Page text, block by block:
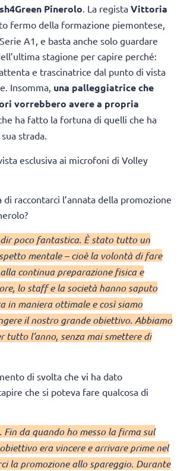
Pinerolo. La regista Vittoria
fermo della formazione piemontese,
A1, e basta anche solo guardare
stagione per capire perché:
e trascinatrice dal punto di vista
Insomma, una palleggiatrice che
vorrebbero avere a propria
ha fatto la fortuna di quelli che ha
strada.
esclusiva ai microfoni di Volley
di raccontarci l’annata della promozione
poco fantastica. È stato tutto un
mentale – cioè la volontà di fare
continua preparazione fisica e
lo staff e la società hanno saputo
in maniera ottimale e così siamo
il nostro grande obiettivo. Abbiamo
tutto l’anno, senza mai smettere di
di svolta che vi ha dato
che si poteva fare qualcosa di
Fin da quando ho messo la firma sul
era vincere e arrivare prime nel
la promozione allo spareggio. Durante